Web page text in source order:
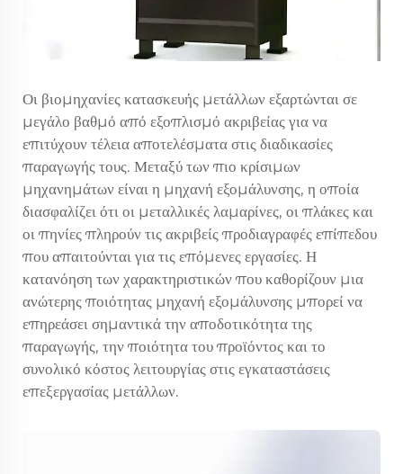
Οι βιομηχανίες κατασκευής μετάλλων εξαρτώνται σε
μεγάλο βαθμό από εξοπλισμό ακριβείας για να
επιτύχουν τέλεια αποτελέσματα στις διαδικασίες
παραγωγής τους. Μεταξύ των πιο κρίσιμων
μηχανημάτων είναι η μηχανή εξομάλυνσης, η οποία
διασφαλίζει ότι οι μεταλλικές λαμαρίνες, οι πλάκες και
οι πηνίες πληρούν τις ακριβείς προδιαγραφές επίπεδου
που απαιτούνται για τις επόμενες εργασίες. Η
κατανόηση των χαρακτηριστικών που καθορίζουν μια
ανώτερης ποιότητας μηχανή εξομάλυνσης μπορεί να
επηρεάσει σημαντικά την αποδοτικότητα της
παραγωγής, την ποιότητα του προϊόντος και το
συνολικό κόστος λειτουργίας στις εγκαταστάσεις
επεξεργασίας μετάλλων.